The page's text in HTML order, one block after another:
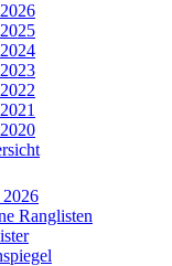
2026
Ranglisten